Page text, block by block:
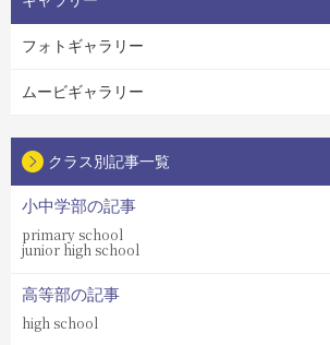
フォトギャラリー
ムービギャラリー
クラス別記事一覧
小中学部の記事
primary school
junior high school
高等部の記事
high school